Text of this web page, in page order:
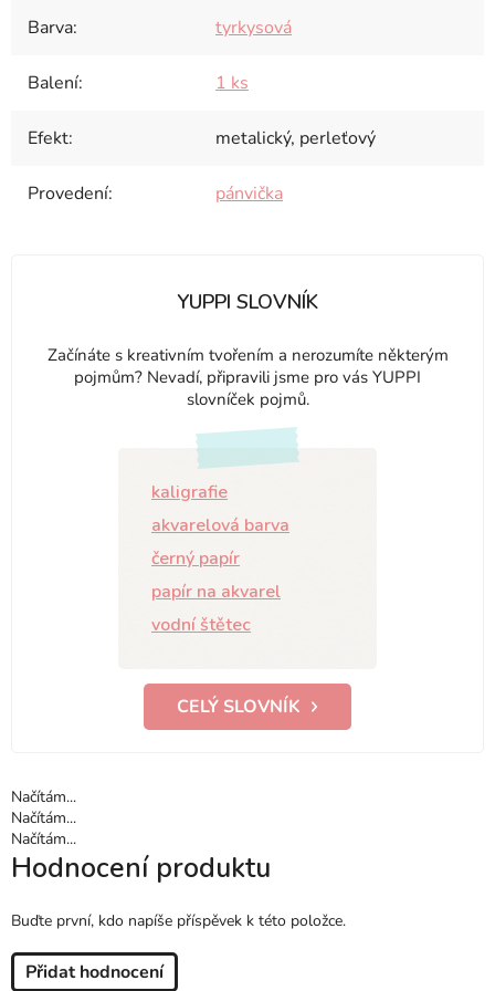
Barva: tyrkysová
Balení: 1 ks
Efekt: metalický, perleťový
Provedení: pánvička
YUPPI SLOVNÍK
Začínáte s kreativním tvořením a nerozumíte některým
pojmům? Nevadí, připravili jsme pro vás YUPPI
slovníček pojmů.
kaligrafie
akvarelová barva
černý papír
papír na akvarel
vodní štětec
CELÝ SLOVNÍK
Načítám...
Načítám...
Načítám...
Hodnocení produktu
Buďte první, kdo napíše příspěvek k této položce.
Přidat hodnocení